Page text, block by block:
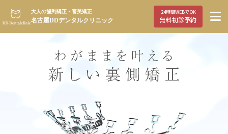
大人の歯列矯正・審美矯正
名古屋DDデンタルクリニック
24時間WEBでOK
無料初診予約